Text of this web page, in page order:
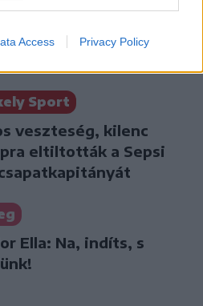
Access Privacy Policy
ára
Sport
veszteség, kilenc
eltiltották a Sepsi
Ella: Na, indíts, s